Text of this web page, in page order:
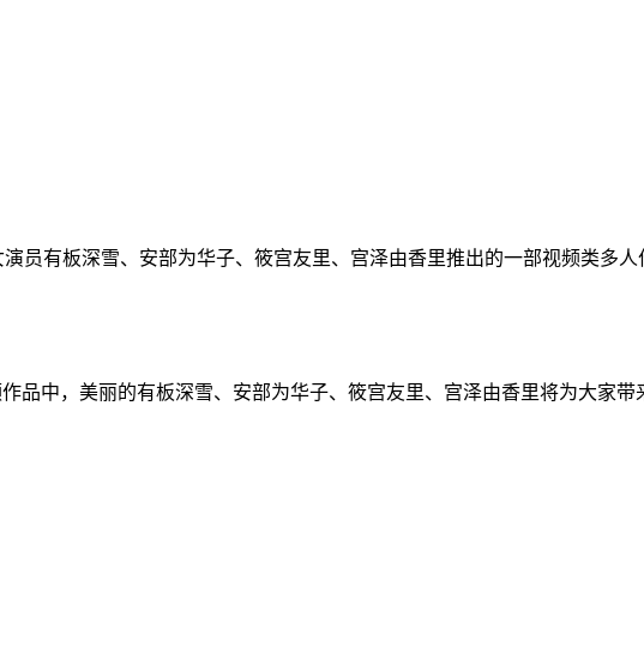
员有板深雪、安部为华子、筱宫友里、宫泽由香里推出的一部视频类多
品中，美丽的有板深雪、安部为华子、筱宫友里、宫泽由香里将为大家带